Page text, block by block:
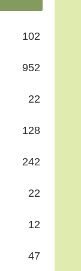
102
952
22
128
242
22
12
47